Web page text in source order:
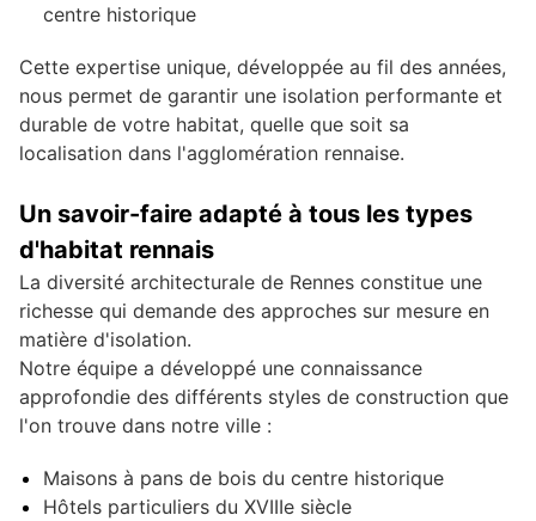
centre historique
Cette expertise unique, développée au fil des années,
nous permet de garantir une isolation performante et
durable de votre habitat, quelle que soit sa
localisation dans l'agglomération rennaise.
Un savoir-faire adapté à tous les types
d'habitat rennais
La diversité architecturale de Rennes constitue une
richesse qui demande des approches sur mesure en
matière d'isolation.
Notre équipe a développé une connaissance
approfondie des différents styles de construction que
l'on trouve dans notre ville :
Maisons à pans de bois du centre historique
Hôtels particuliers du XVIIIe siècle